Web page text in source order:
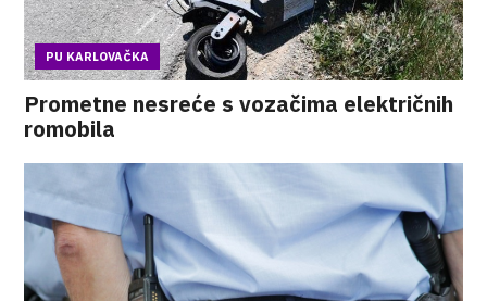
PU KARLOVAČKA
Prometne nesreće s vozačima električnih
romobila